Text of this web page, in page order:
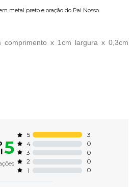
metal preto e oração do Pai Nosso.
comprimento x 1cm largura x 0,3cm
5
5
3
4
0
3
0
2
0
1
0